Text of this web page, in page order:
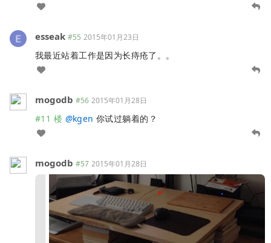
esseak #55 2015年01月23日
我最近站着工作是因为长痔疮了。。
mogodb #56 2015年01月28日
#11 楼 @kgen 你试过躺着的？
mogodb #57 2015年01月28日